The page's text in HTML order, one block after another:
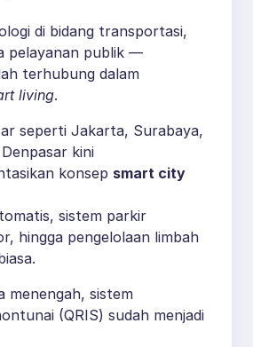
di bidang transportasi,
pelayanan publik —
terhubung dalam
living.
seperti Jakarta, Surabaya,
kini
konsep smart city
sistem parkir
hingga pengelolaan limbah
menengah, sistem
(QRIS) sudah menjadi